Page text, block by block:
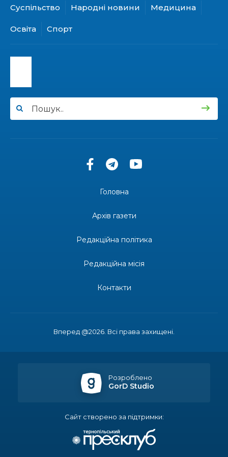
15:24
31 лип
Бахмутянка Ірина Денисенко бере участь у
13:33
30 лип
«Дві музи» у Рівному: свято краси, мистецтва
Одна з найяскравіших постатей Бахмута –
професійним святом
спецрахунки
Іпотеку для ВПО спростили, але з одним
Перемога бахмутян на фіналі Кубка України з
легкоатлетичних метань
Суспільство Народні новини Медицина
Освіта Спорт
Вперед @2026. Всі права захищені.
Головна
Архів газети
Редакційна політика
Редакційна місія
Контакти
Розроблено
GorD Studio
Сайт створено за підтримки: